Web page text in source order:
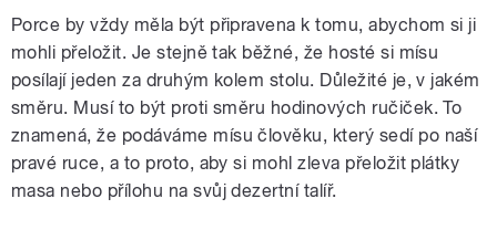
Porce by vždy měla být připravena k tomu, abychom si ji
mohli přeložit. Je stejně tak běžné, že hosté si mísu
posílají jeden za druhým kolem stolu. Důležité je, v jakém
směru. Musí to být proti směru hodinových ručiček. To
znamená, že podáváme mísu člověku, který sedí po naší
pravé ruce, a to proto, aby si mohl zleva přeložit plátky
masa nebo přílohu na svůj dezertní talíř.